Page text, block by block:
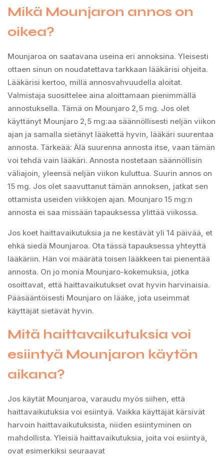
Mikä Mounjaron annos on
oikea?
Mounjaroa on saatavana useina eri annoksina. Yleisesti
ottaen sinun on noudatettava tarkkaan lääkärisi ohjeita.
Lääkärisi kertoo, millä annosvahvuudella aloitat.
Valmistaja suosittelee aina aloittamaan pienimmällä
annostuksella. Tämä on Mounjaro 2,5 mg. Jos olet
käyttänyt Mounjaro 2,5 mg:aa säännöllisesti neljän viikon
ajan ja samalla sietänyt lääkettä hyvin, lääkäri suurentaa
annosta. Tärkeää: Älä suurenna annosta itse, vaan tämän
voi tehdä vain lääkäri. Annosta nostetaan säännöllisin
väliajoin, yleensä neljän viikon kuluttua. Suurin annos on
15 mg. Jos olet saavuttanut tämän annoksen, jatkat sen
ottamista useiden viikkojen ajan. Mounjaro 15 mg:n
annosta ei saa missään tapauksessa ylittää viikossa.
Jos koet haittavaikutuksia ja ne kestävät yli 14 päivää, et
ehkä siedä Mounjaroa. Ota tässä tapauksessa yhteyttä
lääkäriin. Hän voi määrätä toisen lääkkeen tai pienentää
annosta. On jo monia Mounjaro-kokemuksia, jotka
osoittavat, että haittavaikutukset ovat hyvin harvinaisia.
Pääsääntöisesti Mounjaro on lääke, jota useimmat
käyttäjät sietävät hyvin.
Mitä haittavaikutuksia voi
esiintyä Mounjaron käytön
aikana?
Jos käytät Mounjaroa, varaudu myös siihen, että
haittavaikutuksia voi esiintyä. Vaikka käyttäjät kärsivät
harvoin haittavaikutuksista, niiden esiintyminen on
mahdollista. Yleisiä haittavaikutuksia, joita voi esiintyä,
ovat esimerkiksi seuraavat